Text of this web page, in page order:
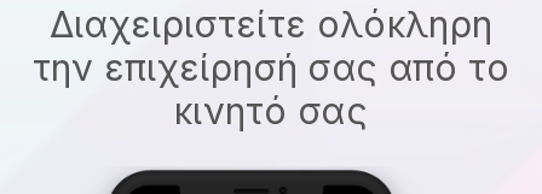
Διαχειριστείτε ολόκληρη
την επιχείρησή σας από το
κινητό σας